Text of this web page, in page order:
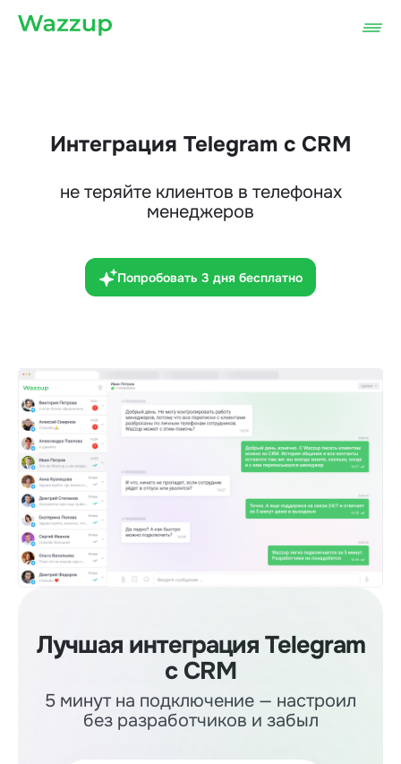
Интеграция Telegram с CRM
не теряйте клиентов в телефонах
менеджеров
Попробовать 3 дня бесплатно
Лучшая интеграция Telegram
c CRM
5 минут на подключение — настроил
без разработчиков и забыл